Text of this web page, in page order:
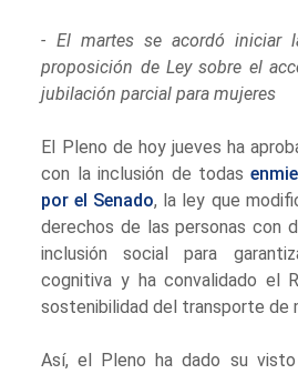
- El martes se acordó iniciar
proposición de Ley sobre el
jubilación parcial para mujeres
El Pleno de hoy jueves ha
con la inclusión de todas
por el Senado, la ley que
derechos de las personas con
inclusión social para
cognitiva y ha convalidado el
sostenibilidad del transporte de
Así, el Pleno ha dado su